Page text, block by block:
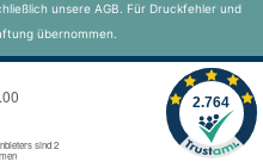
unsere AGB. Für Druckfehler und
übernommen.